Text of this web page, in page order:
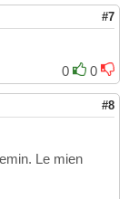
#7
0
0
#8
Le mien